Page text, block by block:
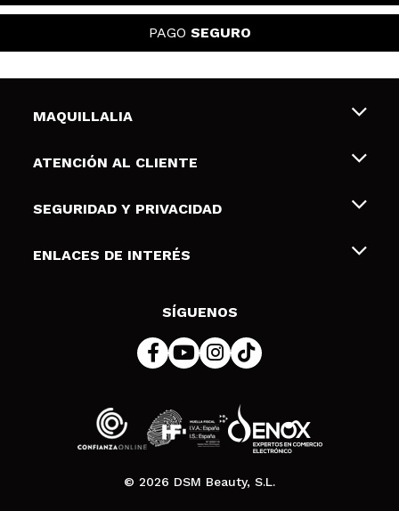
PAGO SEGURO
MAQUILLALIA
Sobre nosotros
Tarjetas de Regalo
ATENCIÓN AL CLIENTE
Envíos y devoluciones
Formas de pago
SEGURIDAD Y PRIVACIDAD
Terminos y condiciones de uso
Política de cookies
ENLACES DE INTERÉS
SÍGUENOS
© 2026 DSM Beauty, S.L.